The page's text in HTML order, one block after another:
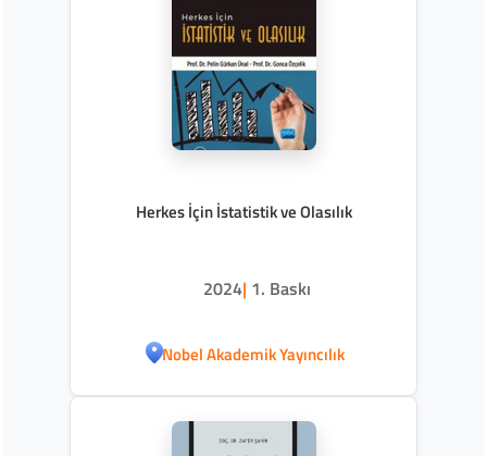
Herkes İçin İstatistik ve Olasılık
2024| 1. Baskı
Nobel Akademik Yayıncılık